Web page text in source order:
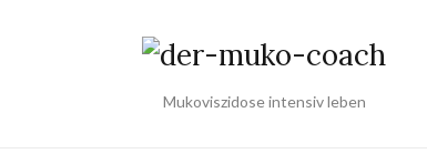
Mukoviszidose intensiv leben